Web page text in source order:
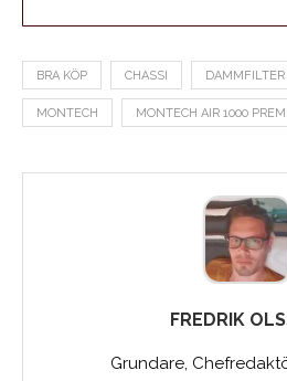
BRA KÖP CHASSI DAMMFILTER
MONTECH MONTECH AIR 1000
FREDRIK
Grundare,